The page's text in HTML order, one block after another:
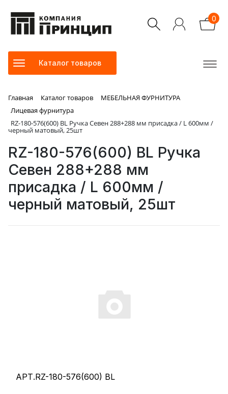
0
Каталог товаров
Главная Каталог товаров
МЕБЕЛЬНАЯ ФУРНИТУРА
Лицевая фурнитура
RZ-180-576(600) BL Ручка Севен 288+288 мм присадка / L 600мм /
черный матовый, 25шт
RZ-180-576(600) BL Ручка
Севен 288+288 мм
присадка / L 600мм /
черный матовый, 25шт
АРТ.RZ-180-576(600) BL